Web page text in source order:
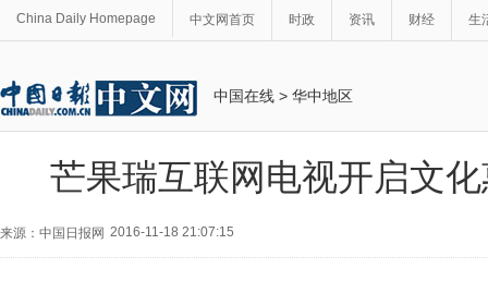
China Daily Homepage 中文网首页 时政 资讯 财经 生
中国在线 > 华中地区
芒果瑞互联网电视开启文
来源：中国日报网 2016-11-18 21:07:15